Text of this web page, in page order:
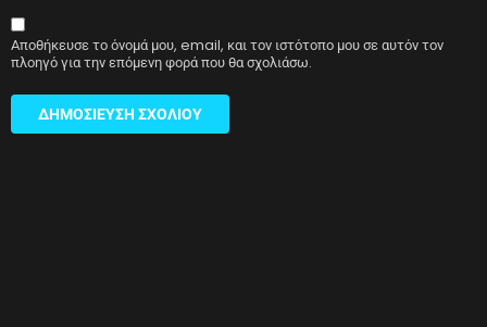
Αποθήκευσε το όνομά μου, email, και τον ιστότοπο μου σε αυτόν τον
πλοηγό για την επόμενη φορά που θα σχολιάσω.